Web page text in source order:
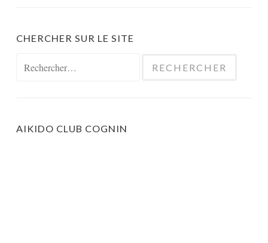
CHERCHER SUR LE SITE
AIKIDO CLUB COGNIN